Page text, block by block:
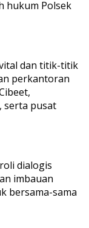
hukum Polsek
dan titik-titik
perkantoran
serta pusat
dialogis
imbauan
bersama-sama